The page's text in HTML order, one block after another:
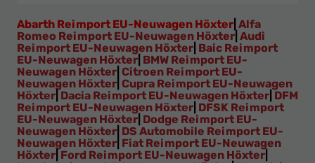
Abarth Reimport EU-Neuwagen Höxter Alfa
Romeo Reimport EU-Neuwagen Höxter Audi
Reimport EU-Neuwagen Höxter Baic Reimport
EU-Neuwagen Höxter BMW Reimport EU-
Neuwagen Höxter Citroen Reimport EU-
Neuwagen Höxter Cupra Reimport EU-Neuwagen
Höxter Dacia Reimport EU-Neuwagen Höxter DFM
Reimport EU-Neuwagen Höxter DFSK Reimport
EU-Neuwagen Höxter Dodge Reimport EU-
Neuwagen Höxter DS Automobile Reimport EU-
Neuwagen Höxter Fiat Reimport EU-Neuwagen
Höxter Ford Reimport EU-Neuwagen Höxter